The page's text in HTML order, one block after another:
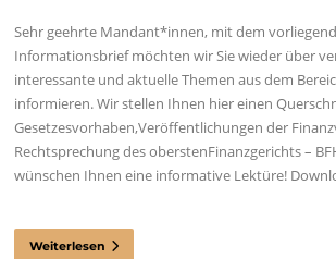
Sehr geehrte Mandant*innen, mit dem
Informationsbrief möchten wir Sie wieder über
interessante und aktuelle Themen aus dem
informieren. Wir stellen Ihnen hier einen
Gesetzesvorhaben,Veröffentlichungen der
Rechtsprechung des oberstenFinanzgerichts –
wünschen Ihnen eine informative Lektüre!
Weiterlesen